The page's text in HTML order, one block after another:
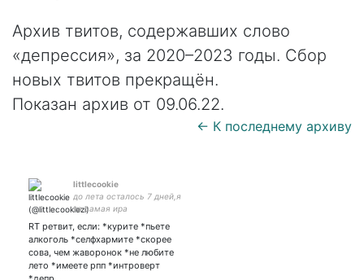
Архив твитов, содержавших слово
«депрессия», за 2020–2023 годы. Сбор
новых твитов прекращён.
Показан архив от 09.06.22.
← К последнему архиву
littlecookie
до лета осталось 7 дней,я
та самая ира
RT ретвит, если: *курите *пьете
алкоголь *селфхармите *скорее
сова, чем жаворонок *не любите
лето *имеете рпп *интроверт